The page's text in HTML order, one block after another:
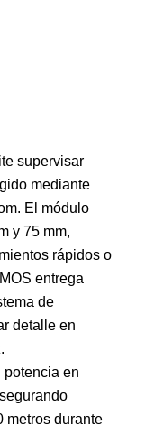
supervisar
mediante
El módulo
y 75 mm,
rápidos o
entrega
de
detalle en
potencia en
metros durante